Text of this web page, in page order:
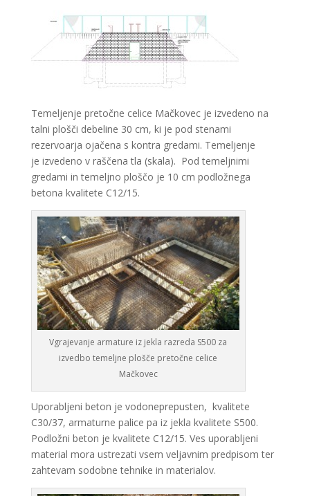
Temeljenje pretočne celice Mačkovec je izvedeno na
talni plošči debeline 30 cm, ki je pod stenami
rezervoarja ojačena s kontra gredami. Temeljenje
je izvedeno v raščena tla (skala). Pod temeljnimi
gredami in temeljno ploščo je 10 cm podložnega
betona kvalitete C12/15.
Vgrajevanje armature iz jekla razreda S500 za
izvedbo temeljne plošče pretočne celice
Mačkovec
Uporabljeni beton je vodoneprepusten, kvalitete
C30/37, armaturne palice pa iz jekla kvalitete S500.
Podložni beton je kvalitete C12/15. Ves uporabljeni
material mora ustrezati vsem veljavnim predpisom ter
zahtevam sodobne tehnike in materialov.